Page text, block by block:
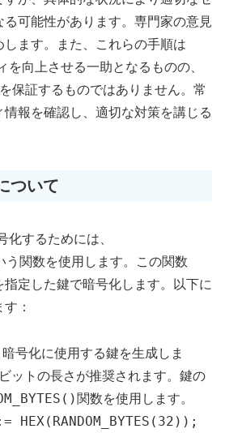
可能性があります。専門家の意見
します。また、これらの手順は
を向上させる一助となるものの、
保証するものではありません。常
報を確認し、適切な対策を講じる
ついて
化するためには、
う関数を使用します。この関数
定した鍵で暗号化します。以下に
：
暗号化に使用する鍵を生成しま
ットの長さが推奨されます。鍵の
関数を使用します。
HEX(RANDOM_BYTES(32));